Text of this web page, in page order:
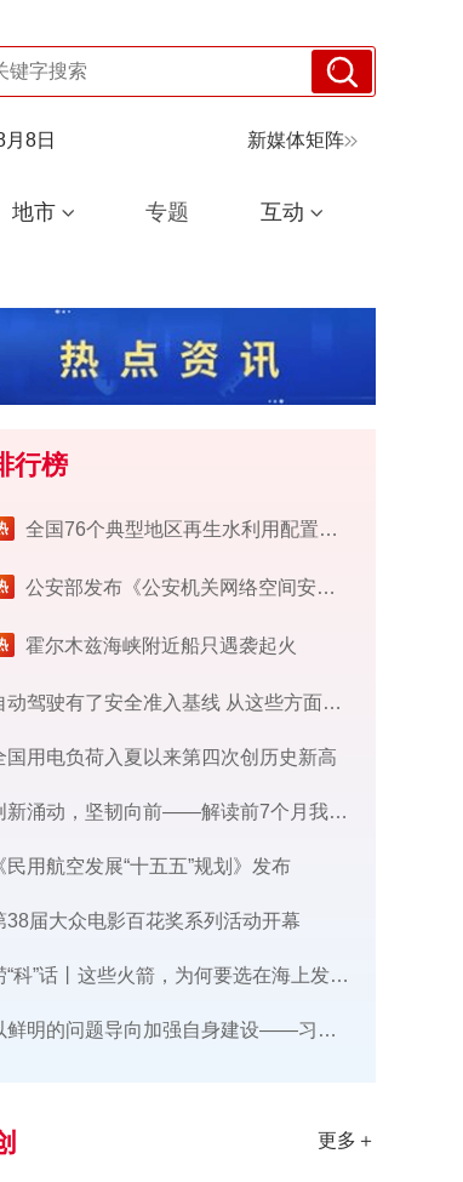
8日 新媒体矩阵
地市 专题 互动
行榜
​全国76个典型地区再生水利用配置试点工作完成
公安部发布《公安机关网络空间安全监督检查办法》
霍尔木兹海峡附近船只遇袭起火
自动驾驶有了安全准入基线 从这些方面读懂新国标
国用电负荷入夏以来第四次创历史新高
创新涌动，坚韧向前——解读前7个月我国外贸成绩单
民用航空发展“十五五”规划》发布
38届大众电影百花奖系列活动开幕
唠“科”话丨这些火箭，为何要选在海上发射​？
​以鲜明的问题导向加强自身建设——习近平党建思想理论品格系列述评之三
更多＋